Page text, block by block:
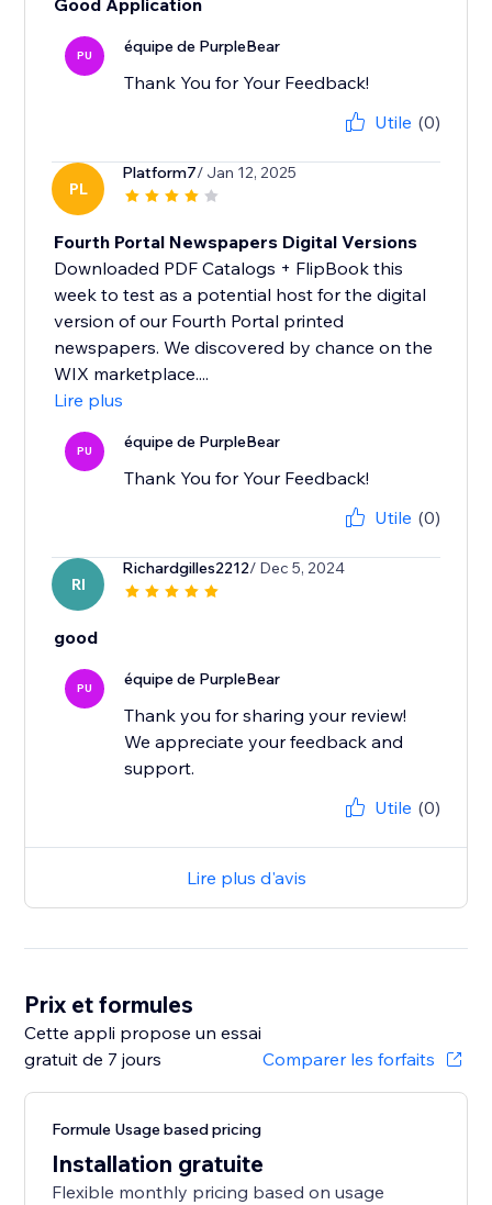
Good Application
PU équipe de PurpleBear
Thank You for Your Feedback!
Utile (0)
PL
Platform7/ Jan 12, 2025
Fourth Portal Newspapers Digital Versions
Downloaded PDF Catalogs + FlipBook this
week to test as a potential host for the digital
version of our Fourth Portal printed
newspapers. We discovered by chance on the
WIX marketplace....
Lire plus
PU équipe de PurpleBear
Thank You for Your Feedback!
Utile (0)
RI
Richardgilles2212/ Dec 5, 2024
good
PU équipe de PurpleBear
Thank you for sharing your review!
We appreciate your feedback and
support.
Utile (0)
Lire plus d'avis
Prix et formules
Cette appli propose un essai
gratuit de 7 jours
Comparer les forfaits
Formule Usage based pricing
Installation gratuite
Flexible monthly pricing based on usage